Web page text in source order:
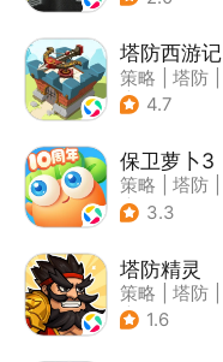
塔防西游记
策略 塔防
| 萌系
4.7
保卫萝卜3
策略 塔防
| 卡通
3.3
塔防精灵
策略 塔防
| 自走棋
1.6